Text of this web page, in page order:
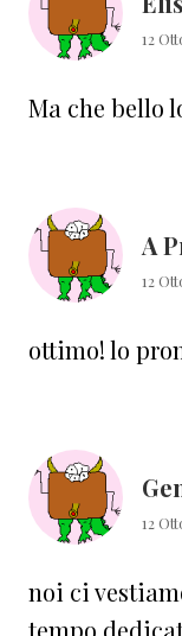
12
Ma che bello
A
12
ottimo! lo
12
noi ci